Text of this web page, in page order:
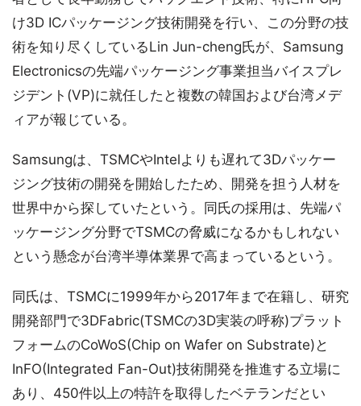
け3D ICパッケージング技術開発を行い、この分野の技
術を知り尽くしているLin Jun-cheng氏が、Samsung
Electronicsの先端パッケージング事業担当バイスプレ
ジデント(VP)に就任したと複数の韓国および台湾メデ
ィアが報じている。
Samsungは、TSMCやIntelよりも遅れて3Dパッケー
ジング技術の開発を開始したため、開発を担う人材を
世界中から探していたという。同氏の採用は、先端パ
ッケージング分野でTSMCの脅威になるかもしれない
という懸念が台湾半導体業界で高まっているという。
同氏は、TSMCに1999年から2017年まで在籍し、研究
開発部門で3DFabric(TSMCの3D実装の呼称)プラット
フォームのCoWoS(Chip on Wafer on Substrate)と
InFO(Integrated Fan-Out)技術開発を推進する立場に
あり、450件以上の特許を取得したベテランだとい